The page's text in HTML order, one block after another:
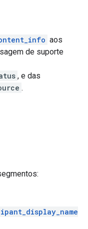
aos
de suporte
, e das
.